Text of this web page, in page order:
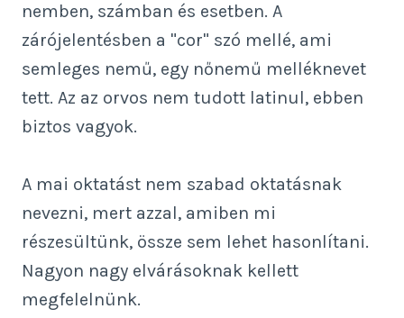
nemben, számban és esetben. A
zárójelentésben a "cor" szó mellé, ami
semleges nemű, egy nőnemű melléknevet
tett. Az az orvos nem tudott latinul, ebben
biztos vagyok.
A mai oktatást nem szabad oktatásnak
nevezni, mert azzal, amiben mi
részesültünk, össze sem lehet hasonlítani.
Nagyon nagy elvárásoknak kellett
megfelelnünk.